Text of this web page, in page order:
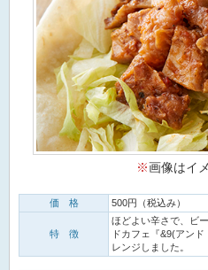
※画像はイ
価 格 500円（税込み）
特 徴
ほどよい辛さで、ビ
ドカフェ『&9(アン
レンジしました。